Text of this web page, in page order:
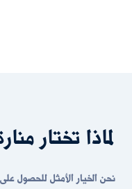
لماذا تختار
نحن الخيار الأمثل للحصول